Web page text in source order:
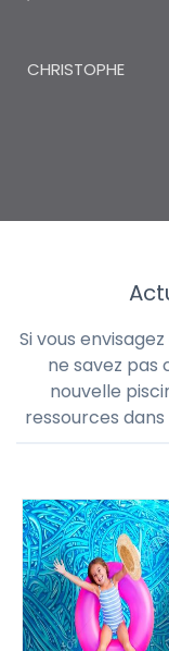
CHRISTOPHE
Si vous
ne savez
nouvelle
ressources